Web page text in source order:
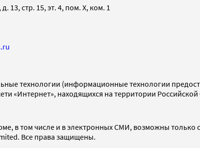
13, стр. 15, эт. 4, пом. X, ком. 1
технологии (информационные технологии
«Интернет», находящихся на территории
в том числе и в электронных СМИ, возможны только
Все права защищены.